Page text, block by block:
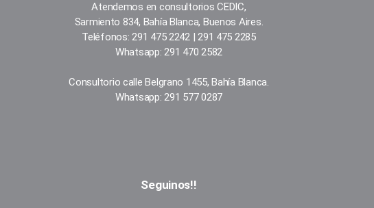
Atendemos en consultorios CEDIC,
Sarmiento 834, Bahía Blanca, Buenos Aires.
Teléfonos: 291 475 2242 | 291 475 2285
Whatsapp: 291 470 2582
Consultorio calle Belgrano 1455, Bahía Blanca.
Whatsapp: 291 577 0287
Seguinos!!